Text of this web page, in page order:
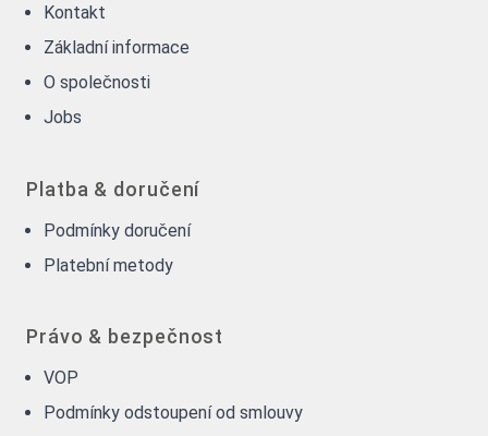
Kontakt
Základní informace
O společnosti
Jobs
Platba & doručení
Podmínky doručení
Platební metody
Právo & bezpečnost
VOP
Podmínky odstoupení od smlouvy